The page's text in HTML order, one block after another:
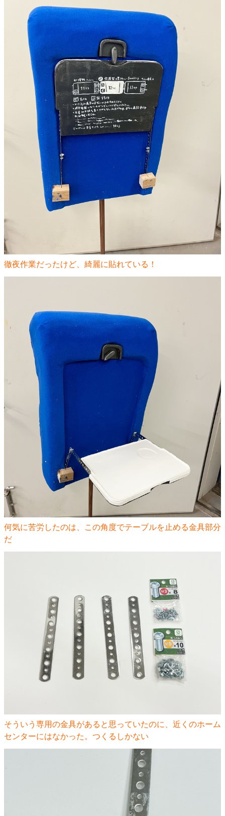
徹夜作業だったけど、綺麗に貼れている！
何気に苦労したのは、この角度でテーブルを止める金具部分
だ
そういう専用の金具があると思っていたのに、近くのホーム
センターにはなかった。つくるしかない